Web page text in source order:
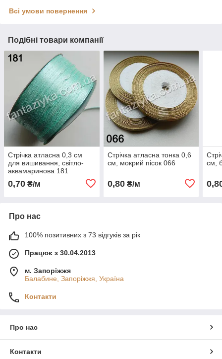
Всі умови повернення
Подібні товари компанії
Стрічка атласна 0,3 см
для вишивання, світло-
аквамаринова 181
0,70 ₴/м
Стрічка атласна тонка 0,6
см, мокрий пісок 066
0,80₴/м
см,
Про нас
100% позитивних з 73 відгуків за рік
Працює з 30.04.2013
м. Запоріжжя
Балабине, Запоріжжя, Україна
Контакти
Про нас
Контакти